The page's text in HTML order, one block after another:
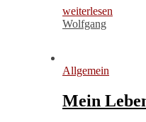
weiterlesen
Wolfgang
Allgemein
Mein